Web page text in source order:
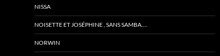
NISSA
NOISETTE ET JOSÉPHINE , SANS SAMBA….
NORWIN